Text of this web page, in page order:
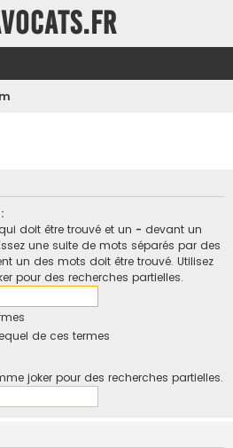
doit être trouvé et un - devant un
une suite de mots séparés par des
un des mots doit être trouvé. Utilisez
pour des recherches partielles.
de ces termes
joker pour des recherches partielles.